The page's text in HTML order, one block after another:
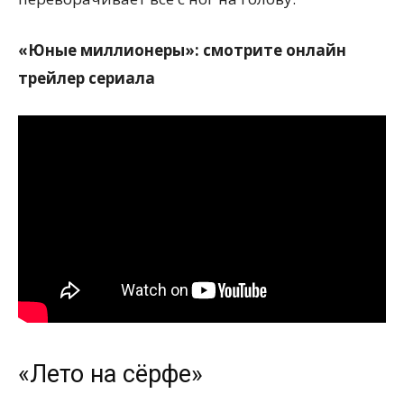
«Юные миллионеры»: смотрите онлайн
трейлер сериала
«Лето на сёрфе»